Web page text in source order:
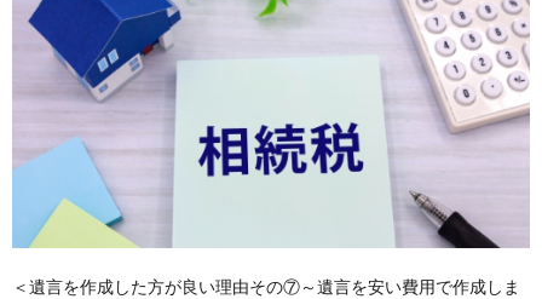
＜遺言を作成した方が良い理由その⑦～遺言を安い費用で作成しま